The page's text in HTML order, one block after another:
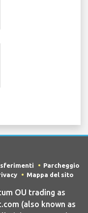
Parcheggio
Mappa del sito
OU trading as
(also known as